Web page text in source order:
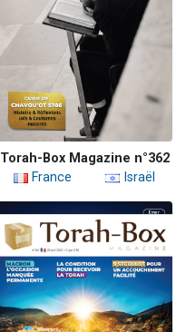
Torah-Box Magazine n°362
France
Israël